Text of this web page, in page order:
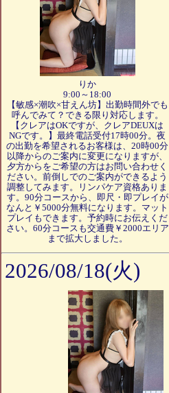
りか
9:00～18:00
【敏感×潮吹×甘えん坊】出勤時間外でも
呼んでみて？できる限り対応します。
【クレアはOKですが、クレアDEUXは
NGです。】最終電話受付17時00分。夜
の出勤を希望されるお客様は、20時00分
以降からのご案内に変更になりますが、
夕方からをご希望の方はお問い合わせく
ださい。前倒しでのご案内ができるよう
調整してみます。リンパケア資格ありま
す。90分コースから、即尺・即プレイが
なんと￥5000分無料になります。マット
プレイもできます。予約時にお伝えくだ
さい。60分コースも交通費￥2000エリア
まで拡大しました。
2026/08/18(火)